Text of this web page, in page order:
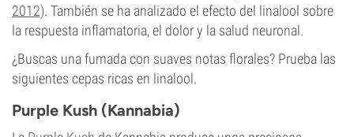
2012). También se ha analizado el efecto del linalool sobre
la respuesta inflamatoria, el dolor y la salud neuronal.
¿Buscas una fumada con suaves notas florales? Prueba las
siguientes cepas ricas en linalool.
Purple Kush (Kannabia)